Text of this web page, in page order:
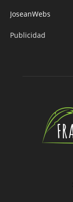
JoseanWebs
Publicidad